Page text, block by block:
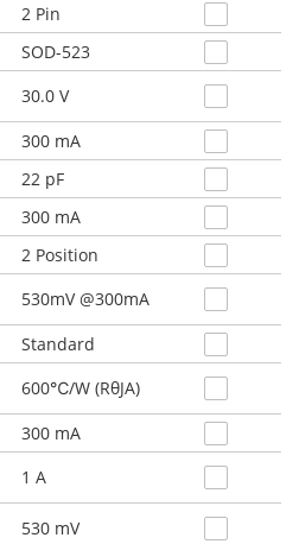
2 Pin
SOD-523
30.0 V
300 mA
22 pF
300 mA
2 Position
530mV @300mA
Standard
600℃/W (RθJA)
300 mA
1 A
530 mV